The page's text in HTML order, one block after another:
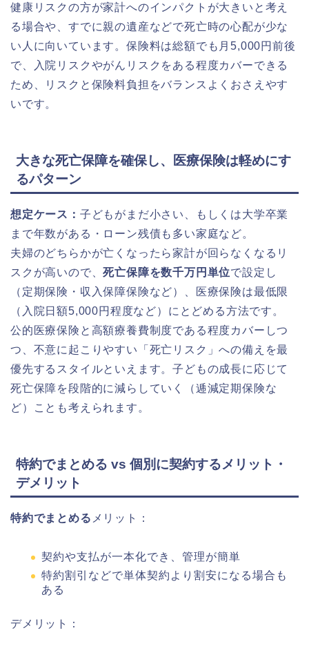
健康リスクの方が家計へのインパクトが大きいと考え
る場合や、すでに親の遺産などで死亡時の心配が少な
い人に向いています。保険料は総額でも月5,000円前後
で、入院リスクやがんリスクをある程度カバーできる
ため、リスクと保険料負担をバランスよくおさえやす
いです。
大きな死亡保障を確保し、医療保険は軽めにす
るパターン
想定ケース： 子どもがまだ小さい、もしくは大学卒業
まで年数がある・ローン残債も多い家庭など。
夫婦のどちらかが亡くなったら家計が回らなくなるリ
スクが高いので、死亡保障を数千万円単位で設定し
（定期保険・収入保障保険など）、医療保険は最低限
（入院日額5,000円程度など）にとどめる方法です。
公的医療保険と高額療養費制度である程度カバーしつ
つ、不意に起こりやすい「死亡リスク」への備えを最
優先するスタイルといえます。子どもの成長に応じて
死亡保障を段階的に減らしていく（逓減定期保険な
ど）ことも考えられます。
特約でまとめる vs 個別に契約するメリット・
デメリット
特約でまとめる メリット：
契約や支払が一本化でき、管理が簡単
特約割引などで単体契約より割安になる場合も
ある
デメリット：